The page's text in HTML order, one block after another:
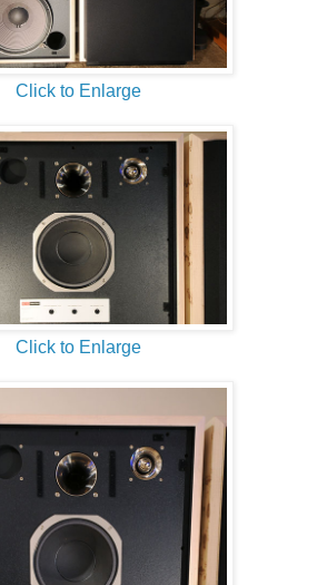
Click to Enlarge
Click to Enlarge